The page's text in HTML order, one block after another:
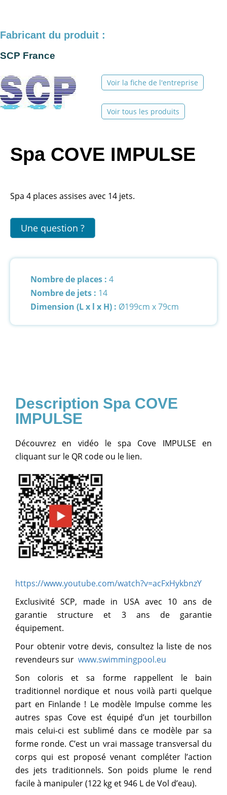
Fabricant du produit :
SCP France
Voir la fiche de l'entreprise
Voir tous les produits
Spa COVE IMPULSE
Spa 4 places assises avec 14 jets.
Une question ?
Nombre de places : 4
Nombre de jets : 14
Dimension (L x l x H) : Ø199cm x 79cm
Spa COVE
IMPULSE
Découvrez en vidéo le spa Cove IMPULSE en
cliquant sur le QR code ou le lien.
https://www.youtube.com/watch?v=acFxHykbnzY
Exclusivité SCP, made in USA avec 10 ans de
garantie structure et 3 ans de garantie
équipement.
Pour obtenir votre devis, consultez la liste de nos
revendeurs sur www.swimmingpool.eu
Son coloris et sa forme rappellent le bain
traditionnel nordique et nous voilà parti quelque
part en Finlande ! Le modèle Impulse comme les
autres spas Cove est équipé d’un jet tourbillon
mais celui-ci est sublimé dans ce modèle par sa
forme ronde. C’est un vrai massage transversal du
corps qui est proposé venant compléter l’action
des jets traditionnels. Son poids plume le rend
facile à manipuler (122 kg et 946 L de Vol d’eau).